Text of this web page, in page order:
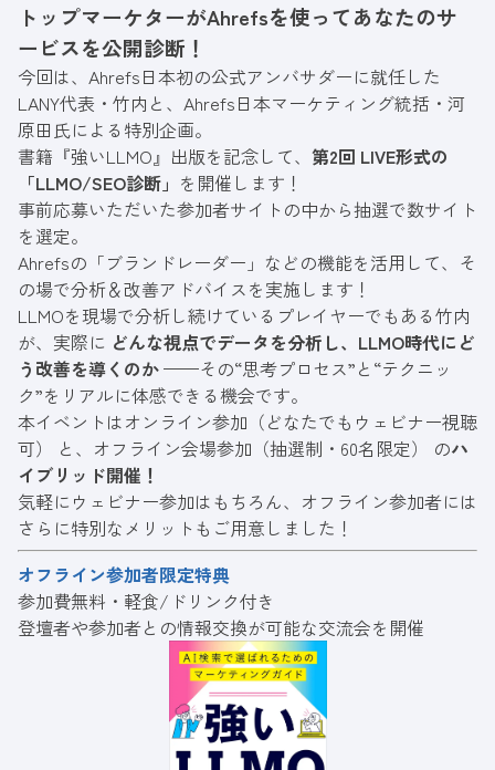
トップマーケターがAhrefsを使ってあなたのサ
ービスを公開診断！
今回は、Ahrefs日本初の公式アンバサダーに就任した
LANY代表・竹内と、Ahrefs日本マーケティング統括・河
原田氏による特別企画。
書籍『強いLLMO』出版を記念して、 第2回 LIVE形式の
「LLMO/SEO診断」 を開催します！
事前応募いただいた参加者サイトの中から抽選で数サイト
を選定。
Ahrefsの「ブランドレーダー」などの機能を活用して、そ
の場で分析＆改善アドバイスを実施します！
LLMOを現場で分析し続けているプレイヤーでもある竹内
が、実際に どんな視点でデータを分析し、LLMO時代にど
う改善を導くのか——その“思考プロセス”と“テクニッ
ク”をリアルに体感できる機会です。
本イベントはオンライン参加（どなたでもウェビナー視聴
可） と、オフライン会場参加（抽選制・60名限定） のハ
イブリッド開催！
気軽にウェビナー参加はもちろん、オフライン参加者には
さらに特別なメリットもご用意しました！
オフライン参加者限定特典
参加費無料・軽食/ドリンク付き
登壇者や参加者との情報交換が可能な交流会を開催